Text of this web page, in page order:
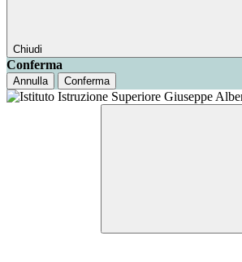
Chiudi
Conferma
Annulla Conferma